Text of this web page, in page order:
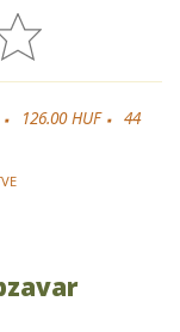
126.00 HUF
44